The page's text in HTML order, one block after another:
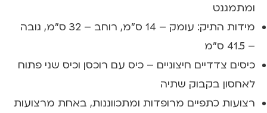
ומתמגנט
מידות התיק: עומק – 14 ס"מ, רוחב – 32 ס"מ, גובה
– 41.5 ס"מ
כיסים צדדיים חיצוניים – כיס עם רוכסן וכיס שני פתוח
לאחסון בקבוק שתיה
רצועות כתפיים מרופדות ומתכווננות, באחת מרצועות